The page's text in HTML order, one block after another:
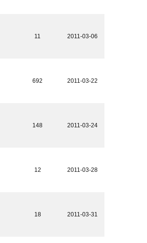
11 2011-03-06
692 2011-03-22
148 2011-03-24
12 2011-03-28
18 2011-03-31